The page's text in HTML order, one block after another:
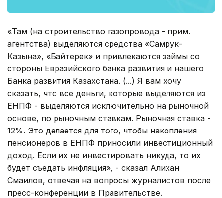
«Там (на строительство газопровода - прим.
агентства) выделяются средства «Самрук-
Казына», «Байтерек» и привлекаются займы со
стороны Евразийского банка развития и нашего
Банка развития Казахстана. (...) Я вам хочу
сказать, что все деньги, которые выделяются из
ЕНПФ - выделяются исключительно на рыночной
основе, по рыночным ставкам. Рыночная ставка -
12%. Это делается для того, чтобы накопления
пенсионеров в ЕНПФ приносили инвестиционный
доход. Если их не инвестировать никуда, то их
будет съедать инфляция», - сказал Алихан
Смаилов, отвечая на вопросы журналистов после
пресс-конференции в Правительстве.